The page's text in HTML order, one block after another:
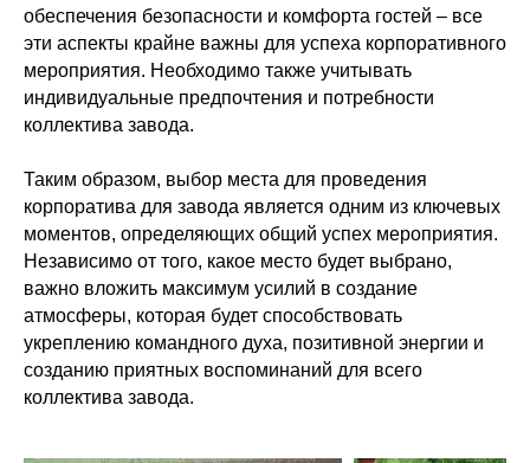
обеспечения безопасности и комфорта гостей – все
эти аспекты крайне важны для успеха корпоративного
мероприятия. Необходимо также учитывать
индивидуальные предпочтения и потребности
коллектива завода.
Таким образом, выбор места для проведения
корпоратива для завода является одним из ключевых
моментов, определяющих общий успех мероприятия.
Независимо от того, какое место будет выбрано,
важно вложить максимум усилий в создание
атмосферы, которая будет способствовать
укреплению командного духа, позитивной энергии и
созданию приятных воспоминаний для всего
коллектива завода.